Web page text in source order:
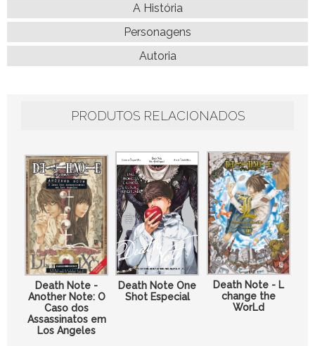
A História
Personagens
Autoria
PRODUTOS RELACIONADOS
Death Note -
Another Note: O
Caso dos
Assassinatos em
Los Angeles
Death Note One
Shot Especial
Death Note - L
change the
WorLd